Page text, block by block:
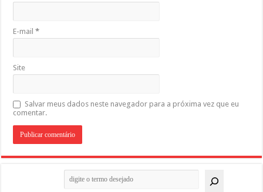
E-mail*
Site
Salvar meus dados neste navegador para a próxima vez que eu
comentar.